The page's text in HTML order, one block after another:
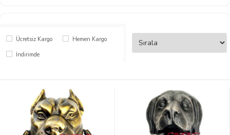
Ücretsiz Kargo
Hemen Kargo
İndirimde